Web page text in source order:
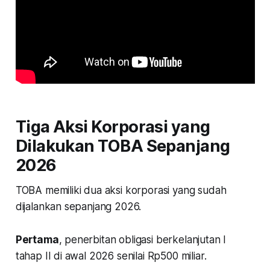
Tiga Aksi Korporasi yang
Dilakukan TOBA Sepanjang
2026
TOBA memiliki dua aksi korporasi yang sudah
dijalankan sepanjang 2026.
Pertama, penerbitan obligasi berkelanjutan I
tahap II di awal 2026 senilai Rp500 miliar.